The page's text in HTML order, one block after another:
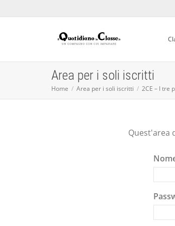
Area per i soli iscritti
Home Area per i soli iscritti 2CE – I tre
Quest'area